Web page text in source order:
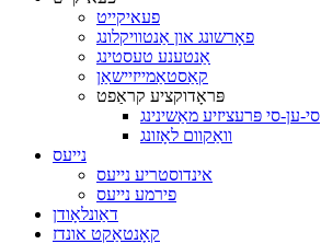
פעאיקייט
פאָרשונג און אַנטוויקלונג
אַנטענע טעסטינג
קאַסטאַמייזיישאַן
פּראָדוקציע קראַפט
סי-ען-סי פּרעציזיע מאַשינינג
וואַקוום לאָזונג
נייעס
אינדוסטריע נייעס
פירמע נייעס
דאַונלאָודן
קאָנטאַקט אונדז